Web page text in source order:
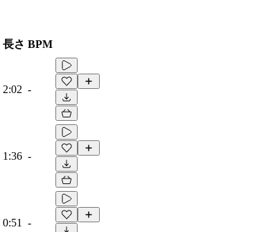
長さ BPM
2:02 -
1:36 -
0:51 -